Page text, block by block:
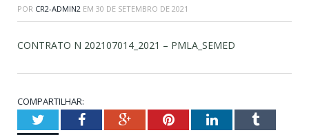
POR CR2-ADMIN2 EM 30 DE SETEMBRO DE 2021
CONTRATO N 202107014_2021 – PMLA_SEMED
COMPARTILHAR:
TwitterFacebookGoogle+PinterestLinkedInTumblr